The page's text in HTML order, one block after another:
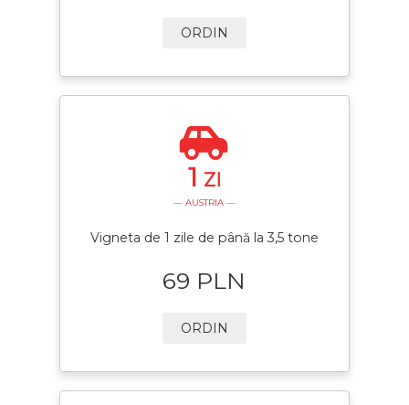
ORDIN
1 ZI
— AUSTRIA —
Vigneta de 1 zile de până la 3,5 tone
69 PLN
ORDIN